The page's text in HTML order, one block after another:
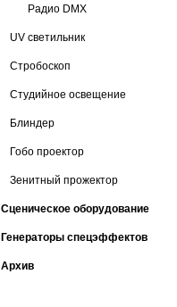
Радио DMX
UV светильник
Стробоскоп
Студийное освещение
Блиндер
Гобо проектор
Зенитный прожектор
Сценическое оборудование
Генераторы спецэффектов
Архив